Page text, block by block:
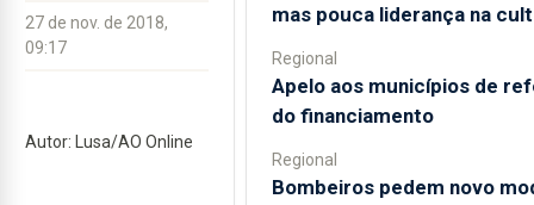
27 de nov. de 2018,
09:17
Autor: Lusa/AO Online
mas pouca liderança na
Regional
Apelo aos municípios de
do financiamento
Regional
Bombeiros pedem novo